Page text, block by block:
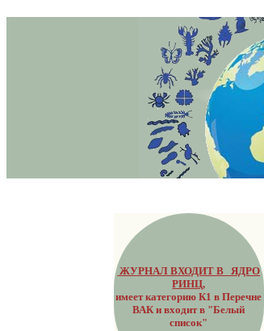
ЖУРНАЛ ВХОДИТ В ЯДРО
РИНЦ,
имеет категорию К1 в Перечне
ВАК и входит в "Белый
список"